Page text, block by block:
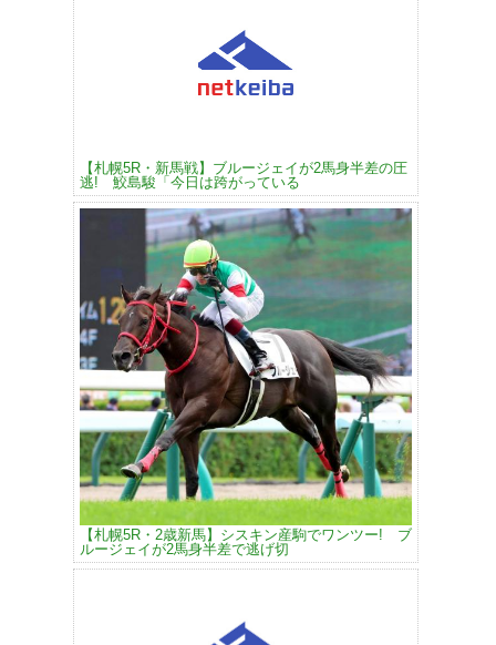
【札幌5R・新馬戦】ブルージェイが2馬身半差の圧
逃! 鮫島駿「今日は跨がっている
【札幌5R・2歳新馬】シスキン産駒でワンツー! ブ
ルージェイが2馬身半差で逃げ切